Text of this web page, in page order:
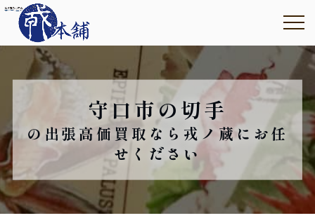
守口市の切手
の出張高価買取なら戎ノ蔵にお任
せください